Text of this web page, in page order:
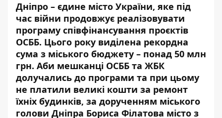
Дніпро – єдине місто України, яке під
час війни продовжує реалізовувати
програму співфінансування проєктів
ОСББ. Цього року виділена рекордна
сума з міського бюджету – понад 50 млн
грн. Аби мешканці ОСББ та ЖБК
долучались до програми та при цьому
не платили великі кошти за ремонт
їхніх будинків, за дорученням міського
голови Дніпра Бориса Філатова місто з